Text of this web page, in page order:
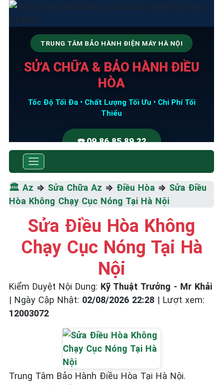
TRUNG TÂM BẢO HÀNH ĐIỆN MÁY HÀ NỘI
SỬA CHỮA & BẢO HÀNH ĐIỀU
HÒA
Tốc Độ Tối Đa • Chất Lượng Tối Ưu • Chi Phí Tối
Thiểu
☎️ 09.86.85.89.22
🏛️ Az ⇒ Sửa Chữa Az ⇒ Điều Hòa ⇒ Sửa Điều
Hòa Không Chạy Cục Nóng Tại Hà Nội
Sửa Điều Hòa Không
Chạy Cục Nóng Tại Hà
Nội
Kiểm Duyệt Nội Dung: Kỹ Thuật Trưởng - Mr Khải
| Ngày Cập Nhật: 02/08/2026 22:28 | Lượt xem:
12003072
Trung Tâm Bảo Hành Điều Hòa Tại Hà Nội.